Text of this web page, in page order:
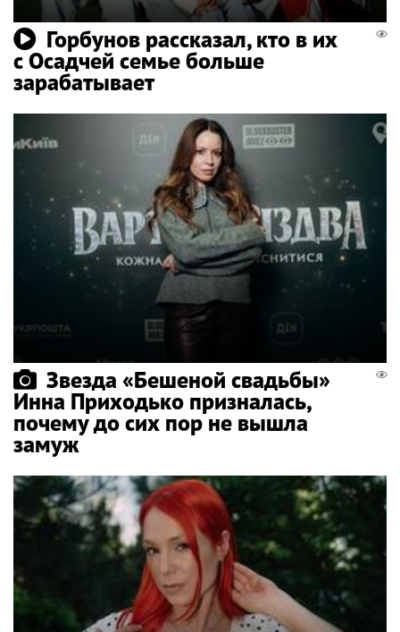
Горбунов рассказал, кто в их
с Осадчей семье больше
зарабатывает
Звезда «Бешеной свадьбы»
Инна Приходько призналась,
почему до сих пор не вышла
замуж